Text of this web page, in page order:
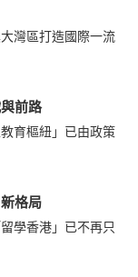
灣區打造國際一流
前路
育樞紐」已由政策
格局
學香港」已不再只